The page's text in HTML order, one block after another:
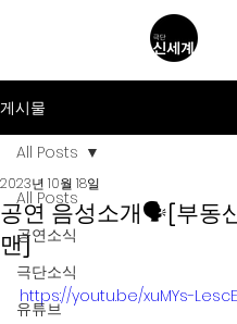
게시물
All Posts
공연소식
극단소식
유튜브
All Posts
공연 음성소개🗣️[부동
맨]
2023년 10월 18일
https://youtu.be/xuMYs-LescE